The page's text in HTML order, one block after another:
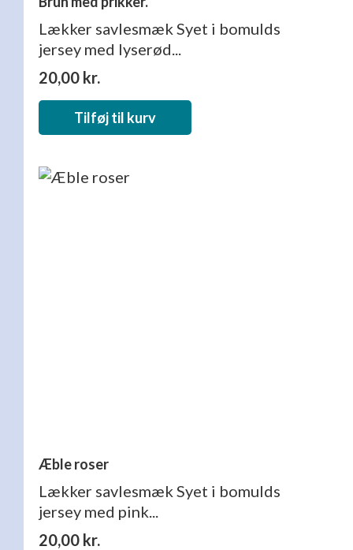
Lækker savlesmæk Syet i bomulds
jersey med lyserød...
20,00 kr.
Tilføj til kurv
Æble roser
Lækker savlesmæk Syet i bomulds
jersey med pink...
20,00 kr.